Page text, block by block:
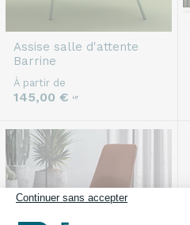
Continuer sans accepter
Assise salle d'attente
Barrine
À partir de
145,00 € HT